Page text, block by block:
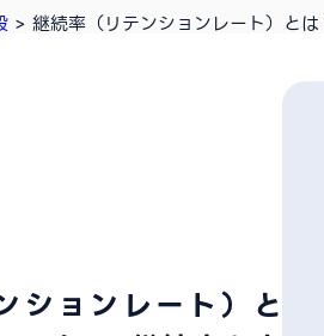
> 継続率（リテンションレート）と
ションレート）と